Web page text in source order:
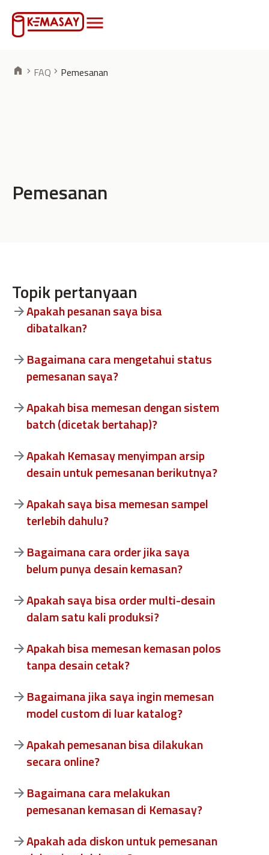
FAQ Pemesanan
Pemesanan
Topik pertanyaan
Apakah pesanan saya bisa
dibatalkan?
Bagaimana cara mengetahui status
pemesanan saya?
Apakah bisa memesan dengan sistem
batch (dicetak bertahap)?
Apakah Kemasay menyimpan arsip
desain untuk pemesanan berikutnya?
Apakah saya bisa memesan sampel
terlebih dahulu?
Bagaimana cara order jika saya
belum punya desain kemasan?
Apakah saya bisa order multi-desain
dalam satu kali produksi?
Apakah bisa memesan kemasan polos
tanpa desain cetak?
Bagaimana jika saya ingin memesan
model custom di luar katalog?
Apakah pemesanan bisa dilakukan
secara online?
Bagaimana cara melakukan
pemesanan kemasan di Kemasay?
Apakah ada diskon untuk pemesanan